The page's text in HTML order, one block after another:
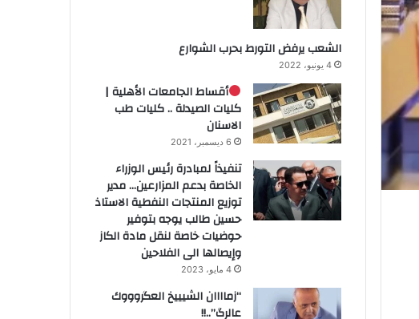
الشعب يرفض التورط بحرب الشوارع
4 يونيو، 2022
أقساط الجامعات الأهلية |
كليات الصيدلة .. كليات طب
الاسنان
6 ديسمبر، 2021
تنفيذاً لمبادرة رئيس الوزراء
الخاصة بدعم المزارعين… مدير
توزيع المنتجات النفطية الاستاذ
حسين طالب يوجه بتوفير
حوضيات خاصة لنقل مادة الكاز
وإيصالها الى الفلاحين
4 مايو، 2023
“زماااان الشيييخ العگروووك
عالرگ”..!!